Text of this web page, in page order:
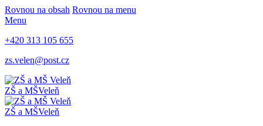
Rovnou na obsah Rovnou na menu
Menu
+420 313 105 655
zs.velen@post.cz
ZŠ a MŠVeleň
ZŠ a MŠVeleň